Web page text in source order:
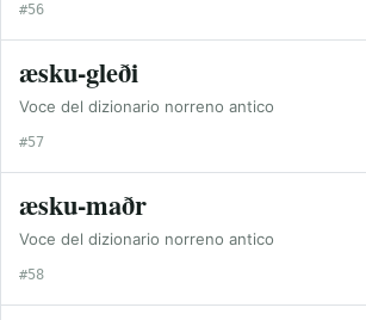
#56
æsku-gleði
Voce del dizionario norreno antico
#57
æsku-maðr
Voce del dizionario norreno antico
#58